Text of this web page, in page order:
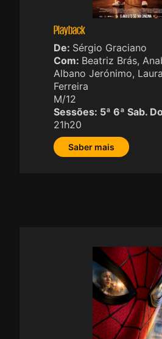
Playback
De: Sérgio Graciano
Com: Beatriz Brás,
Albano Jerónimo,
Ferreira
M/12
Sessões: 5ª 6ª Sab.
21h20
Saber mais